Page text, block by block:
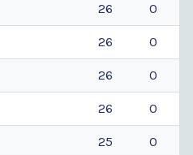
26 0
26 0
26 0
26 0
25 0